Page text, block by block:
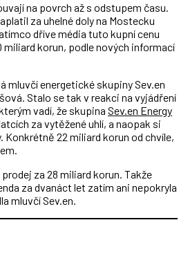
na povrch až s odstupem času.
za uhelné doly na Mostecku
dříve média tuto kupní cenu
miliard korun, podle nových informací
mluvčí energetické skupiny Sev.en
Stalo se tak v reakci na vyjádření
vadí, že skupina Sev.en Energy
za vytěžené uhlí, a naopak si
Konkrétně 22 miliard korun od chvíle,
prodej za 28 miliard korun. Takže
za dvanáct let zatím ani nepokryla
mluvčí Sev.en.